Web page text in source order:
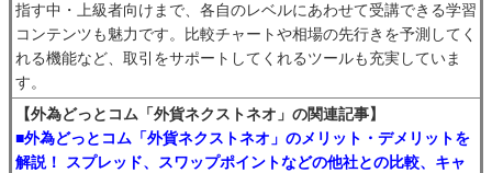
指す中・上級者向けまで、各自のレベルにあわせて受講できる学習
コンテンツも魅力です。比較チャートや相場の先行きを予測してく
れる機能など、取引をサポートしてくれるツールも充実していま
す。
【外為どっとコム「外貨ネクストネオ」の関連記事】
■外為どっとコム「外貨ネクストネオ」のメリット・デメリットを
解説！ スプレッド、スワップポイントなどの他社との比較、キャ